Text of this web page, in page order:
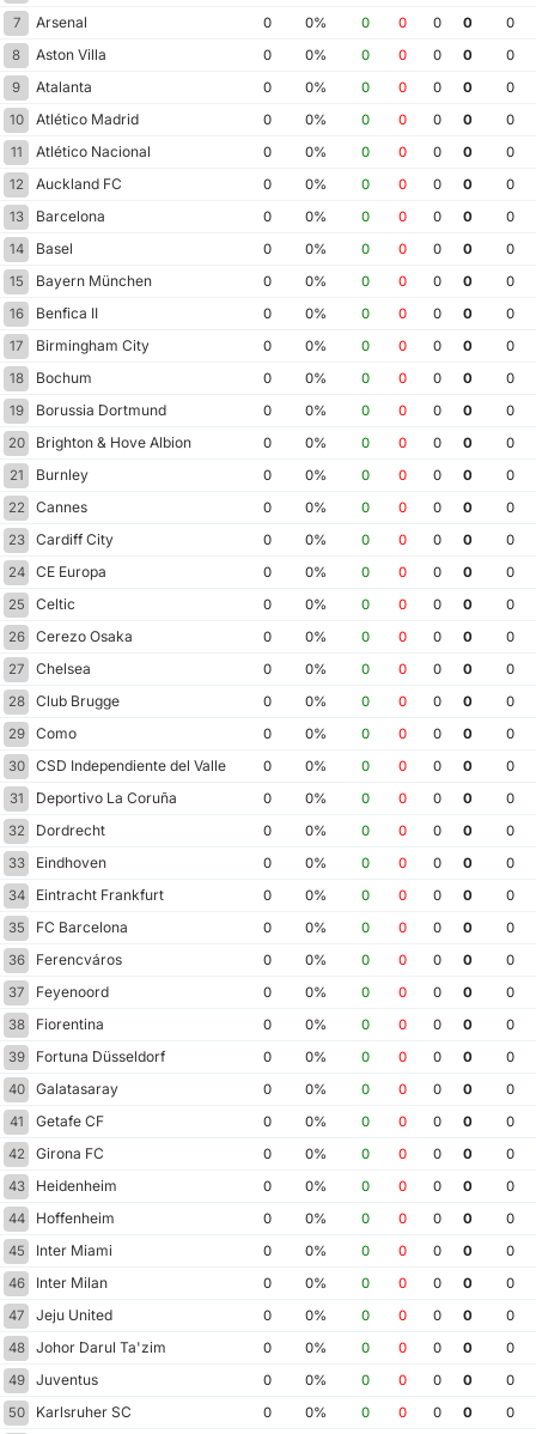
7 Arsenal 0 0% 0 0 0 0
0
8
Aston Villa 0 0% 0 0 0 0
0
9
Atalanta 0 0% 0 0 0 0
0
10
Atlético Madrid 0 0% 0 0 0 0
0
11
Atlético Nacional 0 0% 0 0 0 0
0
12
Auckland FC 0 0% 0 0 0 0
0
13
Barcelona 0 0% 0 0 0 0
0
14
Basel 0 0% 0 0 0 0
0
15
Bayern München 0 0% 0 0 0 0
0
16
Benfica II 0 0% 0 0 0 0
0
17
Birmingham City 0 0% 0 0 0 0
0
18
Bochum 0 0% 0 0 0 0
0
19
Borussia Dortmund 0 0% 0 0 0 0
0
20
Brighton & Hove Albion 0 0% 0 0 0 0
0
21
Burnley 0 0% 0 0 0 0
0
22
Cannes 0 0% 0 0 0 0
0
23
Cardiff City 0 0% 0 0 0 0
0
24
CE Europa 0 0% 0 0 0 0
0
25
Celtic 0 0% 0 0 0 0
0
26
Cerezo Osaka 0 0% 0 0 0 0
0
27
Chelsea 0 0% 0 0 0 0
0
28
Club Brugge 0 0% 0 0 0 0
0
29
Como 0 0% 0 0 0 0
0
30
CSD Independiente del Valle 0 0% 0 0 0 0
0
31
Deportivo La Coruña 0 0% 0 0 0 0
0
32
Dordrecht 0 0% 0 0 0 0
0
33
Eindhoven 0 0% 0 0 0 0
0
34
Eintracht Frankfurt 0 0% 0 0 0 0
0
35
FC Barcelona 0 0% 0 0 0 0
0
36
Ferencváros 0 0% 0 0 0 0
0
37
Feyenoord 0 0% 0 0 0 0
0
38
Fiorentina 0 0% 0 0 0 0
0
39
Fortuna Düsseldorf 0 0% 0 0 0 0
0
40
Galatasaray 0 0% 0 0 0 0
0
41
Getafe CF 0 0% 0 0 0 0
0
42
Girona FC 0 0% 0 0 0 0
0
43
Heidenheim 0 0% 0 0 0 0
0
44
Hoffenheim 0 0% 0 0 0 0
0
45
Inter Miami 0 0% 0 0 0 0
0
46
Inter Milan 0 0% 0 0 0 0
0
47
Jeju United 0 0% 0 0 0 0
0
48
Johor Darul Ta'zim 0 0% 0 0 0 0
0
49
Juventus 0 0% 0 0 0 0
0
50
Karlsruher SC 0 0% 0 0 0 0
0